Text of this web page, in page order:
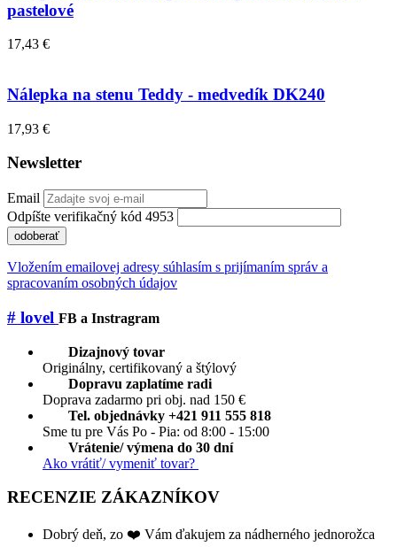
pastelové
17,43 €
Nálepka na stenu Teddy - medvedík DK240
17,93 €
Newsletter
Email
Odpíšte verifikačný kód 4953
odoberať
Vložením emailovej adresy súhlasím s prijímaním správ a
spracovaním osobných údajov
# lovel FB a Instragram
Dizajnový tovar
Originálny, certifikovaný a štýlový
Dopravu zaplatíme radi
Doprava zadarmo pri obj. nad 150 €
Tel. objednávky +421 911 555 818
Sme tu pre Vás Po - Pia: od 8:00 - 15:00
Vrátenie/ výmena do 30 dní
Ako vrátiť/ vymeniť tovar?
RECENZIE ZÁKAZNÍKOV
Dobrý deň, zo ❤️ Vám ďakujem za nádherného jednorožca